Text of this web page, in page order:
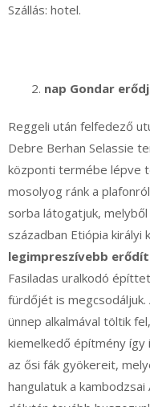
Szállás: hotel.
nap Gondar
Reggeli után felfedező
Debre Berhan Selassie
központi termébe lépve
mosolyog ránk a
sorba látogatjuk,
században Etiópia királyi
legimpreszívebb
Fasiladas uralkodó
fürdőjét is megcsodáljuk.
ünnep alkalmával töltik
kiemelkedő építmény így
az ősi fák gyökereit,
hangulatuk a